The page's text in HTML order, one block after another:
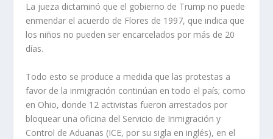
La jueza dictaminó que el gobierno de Trump no puede
enmendar el acuerdo de Flores de 1997, que indica que
los niños no pueden ser encarcelados por más de 20
días.
Todo esto se produce a medida que las protestas a
favor de la inmigración continúan en todo el país; como
en Ohio, donde 12 activistas fueron arrestados por
bloquear una oficina del Servicio de Inmigración y
Control de Aduanas (ICE, por su sigla en inglés), en el